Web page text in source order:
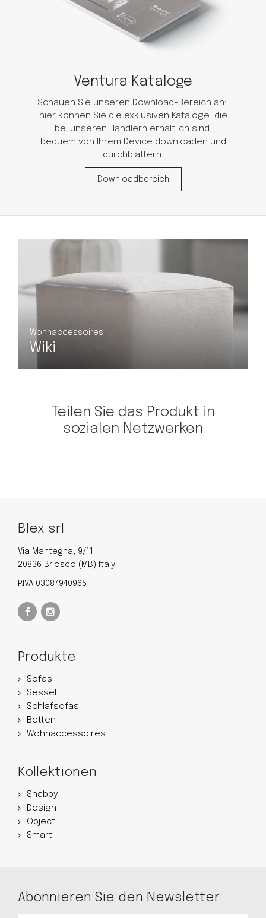
Ventura Kataloge
Schauen Sie unseren Download-Bereich an:
hier können Sie die exklusiven Kataloge, die
bei unseren Händlern erhältlich sind,
bequem von Ihrem Device downloaden und
durchblättern.
Downloadbereich
Wohnaccessoires
Wiki
Teilen Sie das Produkt in
sozialen Netzwerken
Blex srl
Via Mantegna, 9/11
20836 Briosco (MB) Italy
P.IVA 03087940965
Produkte
Sofas
Sessel
Schlafsofas
Betten
Wohnaccessoires
Kollektionen
Shabby
Design
Object
Smart
Abonnieren Sie den Newsletter